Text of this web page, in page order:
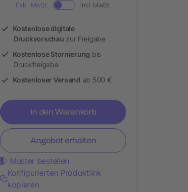
Exkl. MwSt. Inkl. MwSt.
Kostenlose digitale
Druckvorschau zur Freigabe
Kostenlose Stornierung bis
Druckfreigabe
Kostenloser Versand ab 500 €
In den Warenkorb
Angebot erhalten
Muster bestellen
Konfigurierten Produktlink
kopieren